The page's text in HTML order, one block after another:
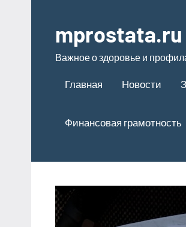
содержимому
mprostata.ru
Важное о здоровье и
Главная Новости
Финансовая грамотность